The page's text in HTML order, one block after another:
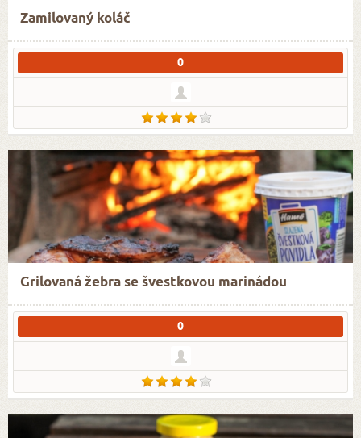
Zamilovaný koláč
0
Grilovaná žebra se švestkovou marinádou
0